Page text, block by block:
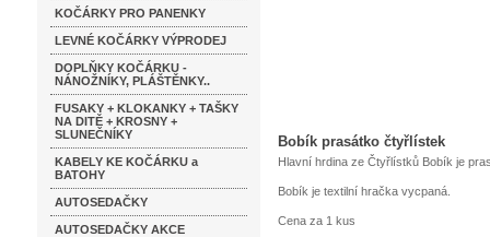
KOČÁRKY PRO PANENKY
LEVNÉ KOČÁRKY VÝPRODEJ
DOPLŇKY KOČÁRKU -
NÁNOŽNÍKY, PLÁŠTĚNKY..
FUSAKY + KLOKANKY + TAŠKY
NA DITĚ + KROSNY +
SLUNEČNÍKY
KABELY KE KOČÁRKU a
BATOHY
AUTOSEDAČKY
AUTOSEDAČKY AKCE
Bobík prasátko čtyřlístek
Hlavní hrdina ze Čtyřlístků Bobík je
Bobík je textilní hračka vycpaná.
Cena za 1 kus